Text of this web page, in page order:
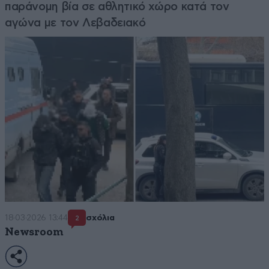
παράνομη βία σε αθλητικό χώρο κατά τον
αγώνα με τον Λεβαδειακό
18·03·2026 13:44 2 σχόλια
Newsroom